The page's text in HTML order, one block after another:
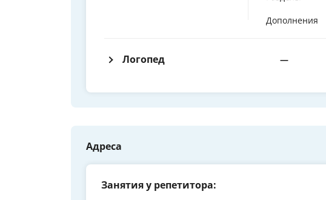
Дополнения
Логопед —
Адреса
Занятия у репетитора: